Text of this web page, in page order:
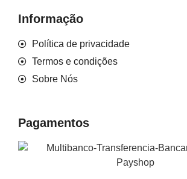
Informação
Política de privacidade
Termos e condições
Sobre Nós
Pagamentos